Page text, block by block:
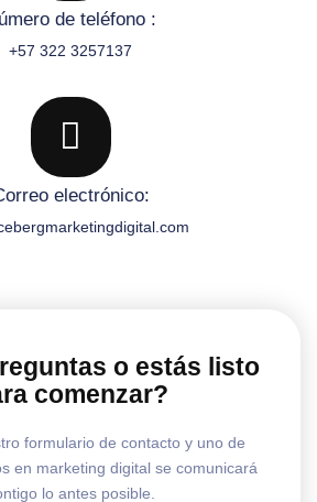
de teléfono :
+57 322 3257137
electrónico:
o estás listo
comenzar?
formulario de contacto y uno de
en marketing digital se comunicará
lo antes posible.